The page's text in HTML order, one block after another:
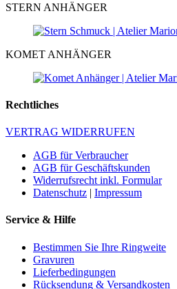
STERN ANHÄNGER
KOMET ANHÄNGER
Rechtliches
VERTRAG WIDERRUFEN
AGB für Verbraucher
AGB für Geschäftskunden
Widerrufsrecht inkl. Formular
Datenschutz | Impressum
Service & Hilfe
Bestimmen Sie Ihre Ringweite
Gravuren
Lieferbedingungen
Rücksendung & Versandkosten